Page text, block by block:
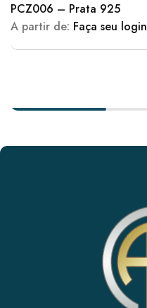
PCZ006 – Prata 925
A partir de: Faça seu login